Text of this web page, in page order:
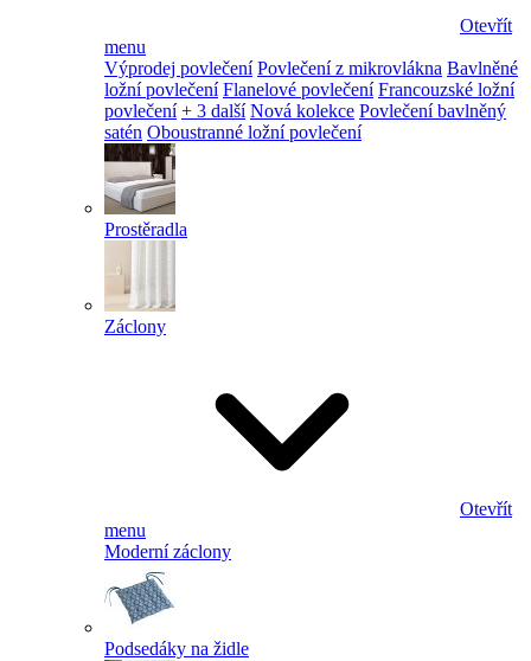
Otevřít
menu
Výprodej povlečení Povlečení z mikrovlákna Bavlněné
ložní povlečení Flanelové povlečení Francouzské ložní
povlečení + 3 další Nová kolekce Povlečení bavlněný
satén Oboustranné ložní povlečení
Prostěradla
Záclony
Otevřít
menu
Moderní záclony
Podsedáky na židle